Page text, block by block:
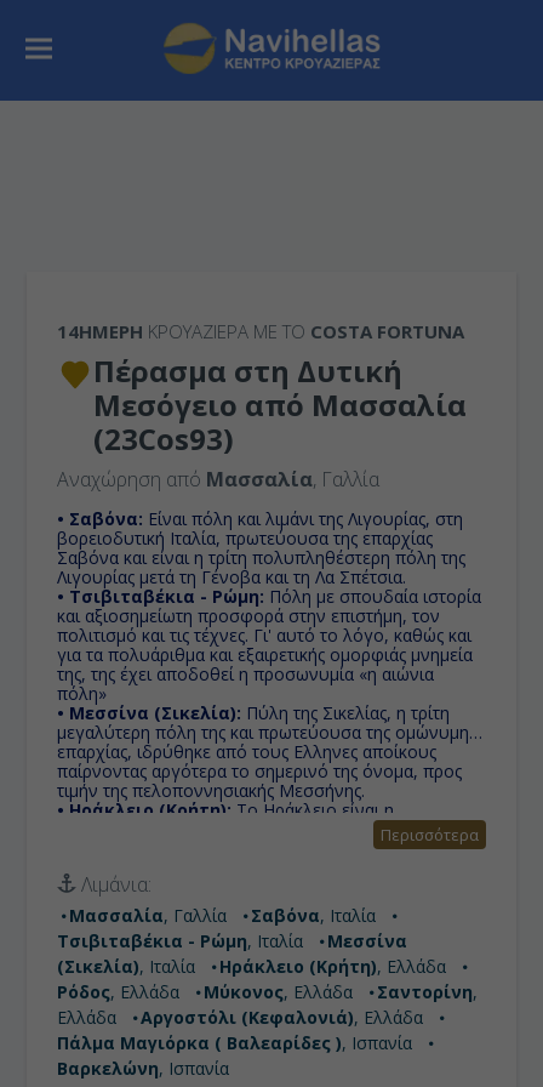
14ΉΜΕΡΗ ΚΡΟΥΑΖΙΕΡΑ ΜΕ ΤΟ COSTA FORTUNA
Πέρασμα στη Δυτική
Μεσόγειο από Μασσαλία
(23Cos93)
Αναχώρηση από Μασσαλία, Γαλλία
• Σαβόνα: Είναι πόλη και λιμάνι της Λιγουρίας, στη
βορειοδυτική Ιταλία, πρωτεύουσα της επαρχίας
Σαβόνα και είναι η τρίτη πολυπληθέστερη πόλη της
Λιγουρίας μετά τη Γένοβα και τη Λα Σπέτσια.
• Τσιβιταβέκια - Ρώμη: Πόλη με σπουδαία ιστορία
και αξιοσημείωτη προσφορά στην επιστήμη, τον
πολιτισμό και τις τέχνες. Γι' αυτό το λόγο, καθώς και
για τα πολυάριθμα και εξαιρετικής ομορφιάς μνημεία
της, της έχει αποδοθεί η προσωνυμία «η αιώνια
πόλη»
• Μεσσίνα (Σικελία): Πύλη της Σικελίας, η τρίτη
μεγαλύτερη πόλη της και πρωτεύουσα της ομώνυμης
επαρχίας, ιδρύθηκε από τους Ελληνες αποίκους
παίρνοντας αργότερα το σημερινό της όνομα, προς
τιμήν της πελοποννησιακής Μεσσήνης.
• Ηράκλειο (Κρήτη): Το Ηράκλειο είναι η
πρωτεύουσα και η μεγαλύτερη πόλη της Κρήτης με το
όνομα της να προέρχεται από τον Ιδαίο Ηρακλή, τον
μυθικό πατέρα των Ολυμπιακών Αγώνων.
• Ρόδος:Είναι ο κυριότερος μαγνήτης μαζικού
τουρισμού στην Ελλάδα. Μια πόλη απο το παρελθόν
μέσα στην Ρόδο, καθώς ένα από τα σημαντικότερα
αξιοθέατα του νησιού είναι η Μεσαιωνική Πόλη, που
αποτελεί Μνημείο Παγκόσμιας Κληρονομιάς και
περιλαμβάνεται στον κατάλογο της UNESCO.
• Μύκονος:Το νησί των ανέμων, της διασκέδασης
και του διεθνούς Jet Set.
• Σαντορίνη:Είναι το καλύτερο νησί στην Ευρώπη
και 4ο στον κόσμο. Άλλη μια πρωτιά για το
αγαπημένο μας νησί και κορυφαίο στον κόσμο!
Περισσότερα
Λιμάνια:
Μασσαλία, Γαλλία Σαβόνα, Ιταλία
Τσιβιταβέκια - Ρώμη, Ιταλία
Μεσσίνα
(Σικελία), Ιταλία Ηράκλειο (Κρήτη), Ελλάδα
Ρόδος, Ελλάδα Μύκονος, Ελλάδα Σαντορίνη,
Ελλάδα
Αργοστόλι (Kεφαλονιά), Ελλάδα
Πάλμα Μαγιόρκα ( Βαλεαρίδες ), Ισπανία
Βαρκελώνη, Ισπανία